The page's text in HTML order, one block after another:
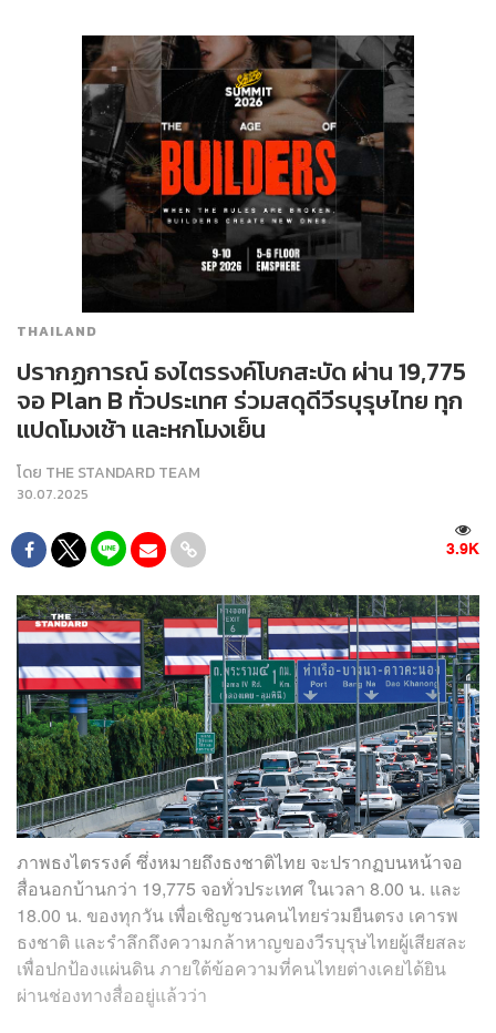
THAILAND
ปรากฏการณ์ ธงไตรรงค์โบกสะบัด ผ่าน 19,775
จอ Plan B ทั่วประเทศ ร่วมสดุดีวีรบุรุษไทย ทุก
แปดโมงเช้า และหกโมงเย็น
โดย THE STANDARD TEAM
30.07.2025
3.9K
ภาพธงไตรรงค์ ซึ่งหมายถึงธงชาติไทย จะปรากฏบนหน้าจอ
สื่อนอกบ้านกว่า 19,775 จอทั่วประเทศ ในเวลา 8.00 น. และ
18.00 น. ของทุกวัน เพื่อเชิญชวนคนไทยร่วมยืนตรง เคารพ
ธงชาติ และรำลึกถึงความกล้าหาญของวีรบุรุษไทยผู้เสียสละ
เพื่อปกป้องแผ่นดิน ภายใต้ข้อความที่คนไทยต่างเคยได้ยิน
ผ่านช่องทางสื่ออยู่แล้วว่า